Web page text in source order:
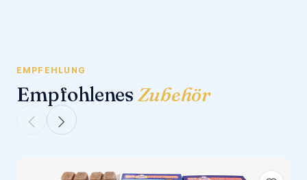
EMPFEHLUNG
Empfohlenes Zubehör